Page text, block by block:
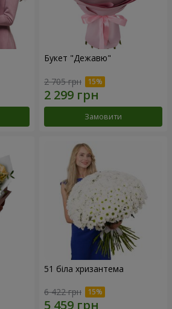
Букет "Дежавю"
2 705 грн
Замовити
51 біла хризантема
6 422 грн